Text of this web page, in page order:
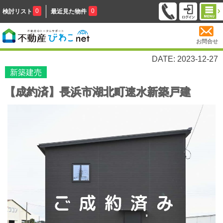
検討リスト 0 最近見た物件 0
お問合せ
DATE: 2023-12-27
新築建売
【成約済】長浜市湖北町速水新築戸建